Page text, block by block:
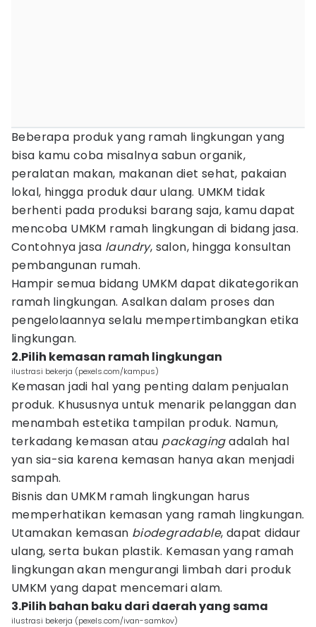
Beberapa produk yang ramah lingkungan yang
bisa kamu coba misalnya sabun organik,
peralatan makan, makanan diet sehat, pakaian
lokal, hingga produk daur ulang. UMKM tidak
berhenti pada produksi barang saja, kamu dapat
mencoba UMKM ramah lingkungan di bidang jasa.
Contohnya jasa laundry, salon, hingga konsultan
pembangunan rumah.
Hampir semua bidang UMKM dapat dikategorikan
ramah lingkungan. Asalkan dalam proses dan
pengelolaannya selalu mempertimbangkan etika
lingkungan.
2.Pilih kemasan ramah lingkungan
ilustrasi bekerja (pexels.com/kampus)
Kemasan jadi hal yang penting dalam penjualan
produk. Khususnya untuk menarik pelanggan dan
menambah estetika tampilan produk. Namun,
terkadang kemasan atau packagingadalah hal
yan sia-sia karena kemasan hanya akan menjadi
sampah.
Bisnis dan UMKM ramah lingkungan harus
memperhatikan kemasan yang ramah lingkungan.
Utamakan kemasan biodegradable, dapat didaur
ulang, serta bukan plastik. Kemasan yang ramah
lingkungan akan mengurangi limbah dari produk
UMKM yang dapat mencemari alam.
3.Pilih bahan baku dari daerah yang sama
ilustrasi bekerja (pexels.com/ivan-samkov)